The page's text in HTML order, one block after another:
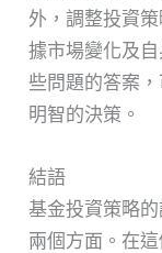
外，調整投資
據市場變化及
些問題的答案
明智的決策。
結語
基金投資策略
兩個方面。在